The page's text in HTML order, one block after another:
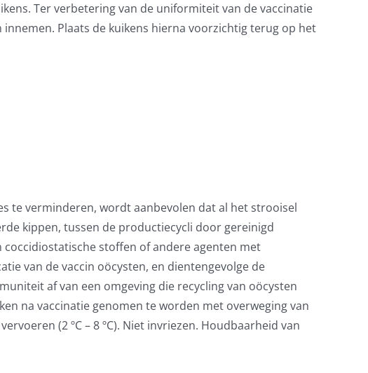
Ter verbetering van de uniformiteit van de vaccinatie
Plaats de kuikens hierna voorzichtig terug op het
te verminderen, wordt aanbevolen dat al het strooisel
kippen, tussen de productiecycli door gereinigd
stoffen of andere agenten met
van de vaccin oöcysten, en dientengevolge de
af van een omgeving die recycling van oöcysten
na vaccinatie genomen te worden met overweging van
(2 ºC – 8 ºC). Niet invriezen. Houdbaarheid van